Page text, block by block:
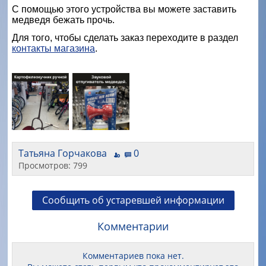
С помощью этого устройства вы можете заставить
медведя бежать прочь.
Для того, чтобы сделать заказ переходите в раздел
контакты магазина.
Татьяна Горчакова 0
Просмотров: 799
Сообщить об устаревшей информации
Комментарии
Комментариев пока нет.